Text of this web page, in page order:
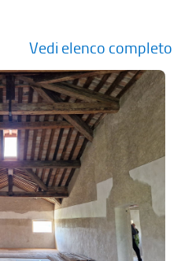
Vedi elenco completo